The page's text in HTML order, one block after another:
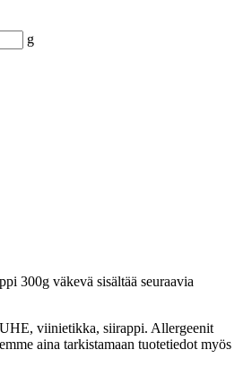
g
300g väkevä sisältää seuraavia
viinietikka, siirappi. Allergeenit
aina tarkistamaan tuotetiedot myös